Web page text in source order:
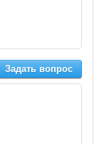
Задать вопрос